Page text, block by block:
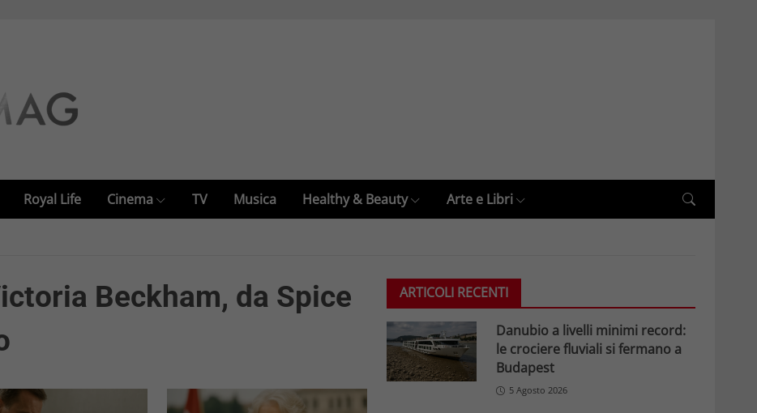
Royal Life Cinema TV Musica Healthy & Beauty Arte e Libri
Beckham, da Spice
ARTICOLI RECENTI
Danubio a livelli minimi record:
le crociere fluviali si fermano a
Budapest
5 Agosto 2026